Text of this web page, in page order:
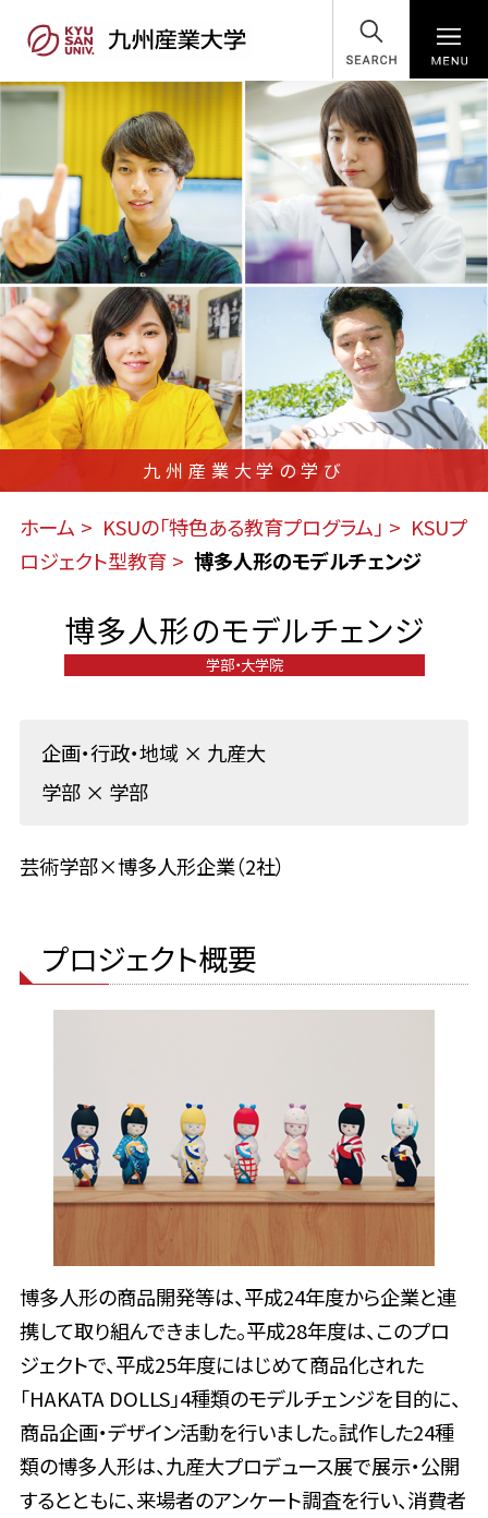
SEARCH
九州産業大学の学び
ホーム KSUの「特色ある教育プログラム」
KSUプ
ロジェクト型教育
博多人形のモデルチェンジ
博多人形のモデルチェンジ
学部・大学院
企画・行政・地域 × 九産大
学部 × 学部
芸術学部×博多人形企業（2社）
プロジェクト概要
博多人形の商品開発等は、平成24年度から企業と連
携して取り組んできました。平成28年度は、このプロ
ジェクトで、平成25年度にはじめて商品化された
「HAKATA DOLLS」4種類のモデルチェンジを目的に、
商品企画・デザイン活動を行いました。試作した24種
類の博多人形は、九産大プロデュース展で展示・公開
するとともに、来場者のアンケート調査を行い、消費者